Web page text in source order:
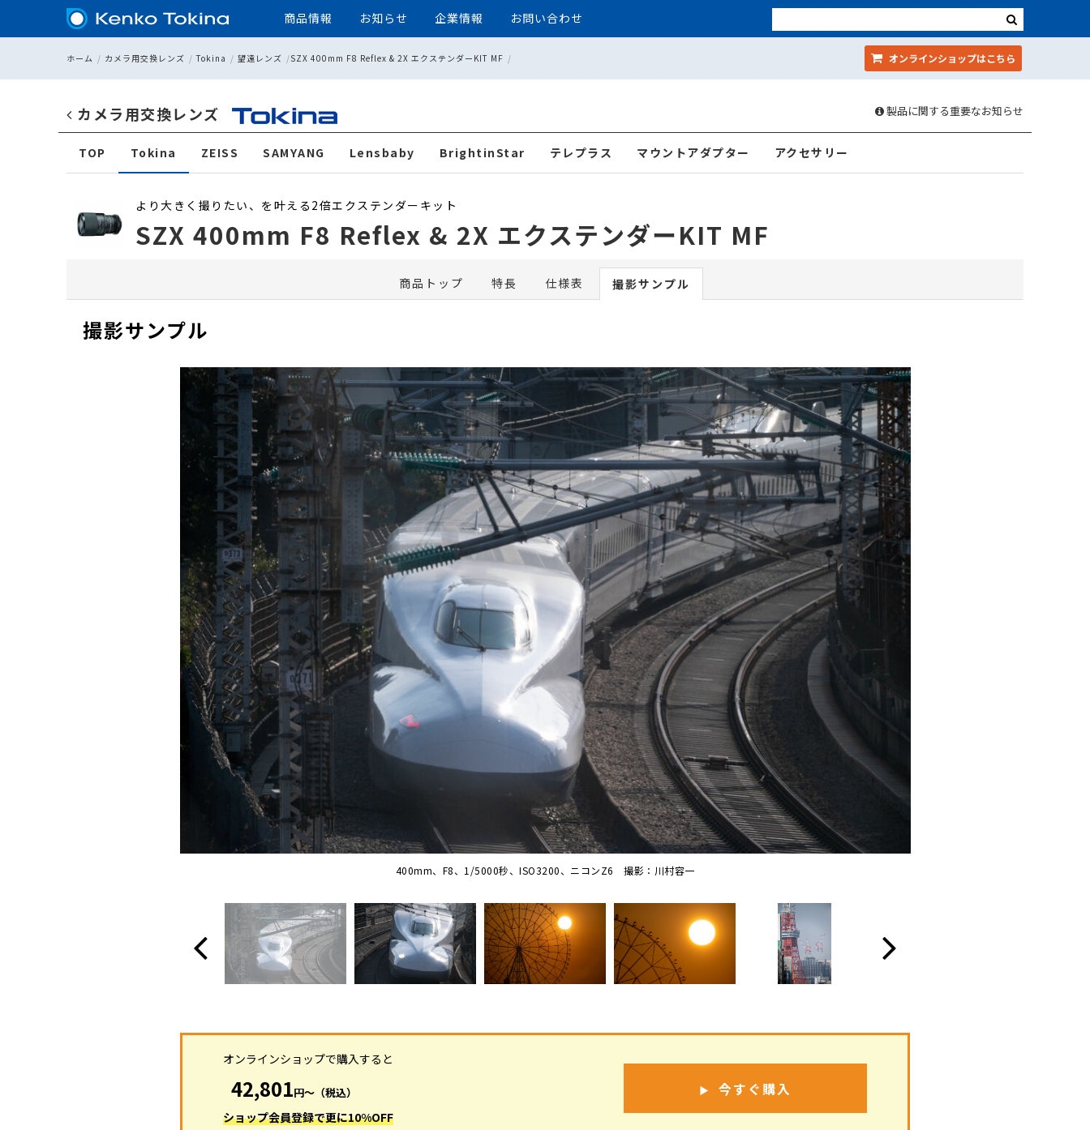
商品情報 お知らせ 企業情報 お問い合わせ
オンラインショップはこちら
SZX 400mm F8 Reflex & 2X エクステンダーKIT MF
ホーム カメラ用交換レンズ Tokina 望遠レンズ SZX 400mm F8 Reflex & 2X エクステンダーKIT MF
カメラ用交換レンズ 製品に関する重要なお知らせ
ページメニュー
TOP Tokina ZEISS SAMYANG Lensbaby BrightinStar テレプラス マウントアダプター アクセサリー
より大きく撮りたい、を叶える2倍エクステンダーキット
SZX 400mm F8 Reflex & 2X エクステンダーKIT MF
商品トップ 特長 仕様表 撮影サンプル
撮影サンプル
400mm、F8、1/5000秒、ISO3200、ニコンZ6 撮影：川村容一
オンラインショップで購入すると
42,801円〜（税込）
ショップ会員登録で更に10%OFF
今すぐ購入